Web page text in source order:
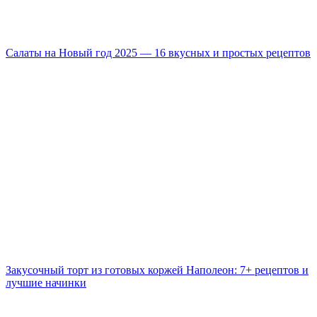
Салаты на Новый год 2025 — 16 вкусных и простых рецептов
Закусочный торт из готовых коржей Наполеон: 7+ рецептов и
лучшие начинки